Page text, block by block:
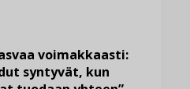
voimakkaasti:
syntyvät, kun